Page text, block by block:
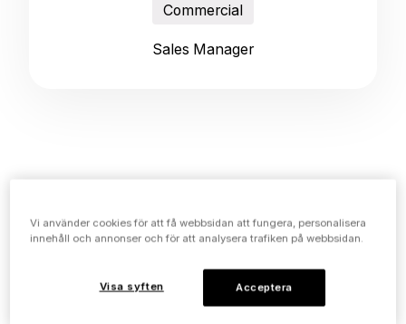
Commercial
Sales Manager
Om Richard
oundvikligen in på hans grundmurade intresse för
Vi använder cookies för att få webbsidan att fungera, personalisera
innehåll och annonser och för att analysera trafiken på webbsidan.
Visa syften Acceptera